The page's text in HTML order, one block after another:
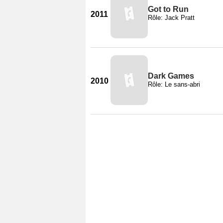
2011
Got to Run
Rôle: Jack Pratt
2010
Dark Games
Rôle: Le sans-abri